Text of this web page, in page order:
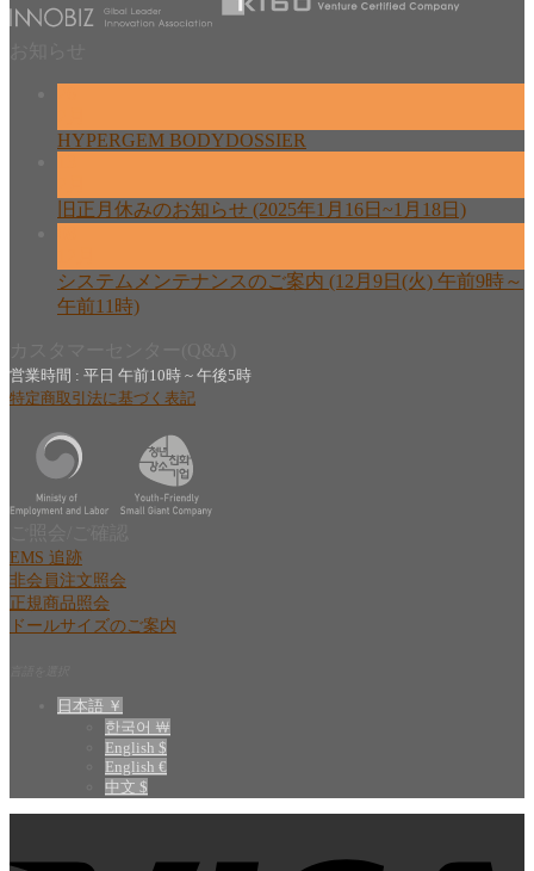
HYPERGEM BODYDOSSIER
旧正月休みのお知らせ (2025年1月16日~1月18日)
システムメンテナンスのご案内 (12月9日(火) 午前9時～
午前11時)
営業時間 : 平日 午前10時 ~ 午後5時
特定商取引法に基づく表記
EMS 追跡
非会員注文照会
正規商品照会
ドールサイズのご案内
日本語 ￥
한국어 ￦
English $
English €
中文 $